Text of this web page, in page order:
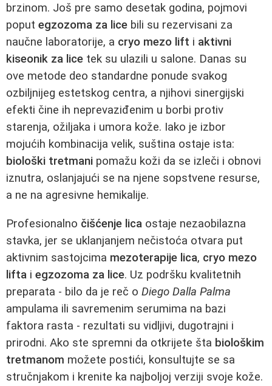
brzinom. Još pre samo desetak godina, pojmovi
poput egzozoma za lice bili su rezervisani za
naučne laboratorije, a cryo mezo lift i aktivni
kiseonik za lice tek su ulazili u salone. Danas su
ove metode deo standardne ponude svakog
ozbiljnijeg estetskog centra, a njihovi sinergijski
efekti čine ih neprevaziđenim u borbi protiv
starenja, ožiljaka i umora kože. Iako je izbor
mojućih kombinacija velik, suština ostaje ista:
biološki tretmani pomažu koži da se izleči i obnovi
iznutra, oslanjajući se na njene sopstvene resurse,
a ne na agresivne hemikalije.
Profesionalno čišćenje lica ostaje nezaobilazna
stavka, jer se uklanjanjem nečistoća otvara put
aktivnim sastojcima mezoterapije lica, cryo mezo
lifta i egzozoma za lice. Uz podršku kvalitetnih
preparata - bilo da je reč o Diego Dalla Palma
ampulama ili savremenim serumima na bazi
faktora rasta - rezultati su vidljivi, dugotrajni i
prirodni. Ako ste spremni da otkrijete šta biološkim
tretmanom možete postići, konsultujte se sa
stručnjakom i krenite ka najboljoj verziji svoje kože.